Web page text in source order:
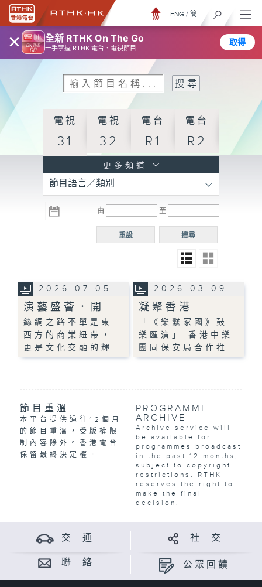
× 全新 RTHK On The Go
一手掌握 RTHK 電台、電視節目
取得
ENG / 簡
電視
31
電視
32
電台
R1
電台
R2
R3
電台 電台
R5
電台
普通
更多頻道
節目語言／類別
由 至
搜尋
重設
2026-07-05
演藝盛薈．開…
絲綢之路不單是東
西方的商業紐帶，
更是文化交融的輝…
2026-03-09
凝聚香港
「《樂繫家國》鼓
樂匯演」 香港中樂
團同保安局合作推…
節目重溫
本平台提供過往12個月
的節目重溫，受版權限
制內容除外。香港電台
保留最終決定權。
PROGRAMME
ARCHIVE
Archive service will
be available for
programmes broadcast
in the past 12 months,
subject to copyright
restrictions. RTHK
reserves the right to
make the final
decision.
交 通 社 交
聯 絡 公眾回饋